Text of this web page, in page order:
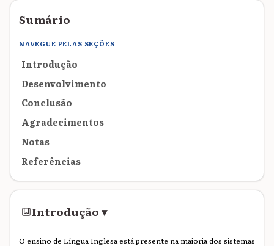
Sumário
NAVEGUE PELAS SEÇÕES
Introdução
Desenvolvimento
Conclusão
Agradecimentos
Notas
Referências
Introdução▾
O ensino de Língua Inglesa está presente na maioria dos sistemas